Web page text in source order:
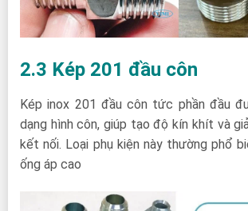
2.3 Kép 201 đầu côn
Kép inox 201 đầu côn tức phần đầu
dạng hình côn, giúp tạo độ kín khít và
kết nối. Loại phụ kiện này thường phổ
ống áp cao